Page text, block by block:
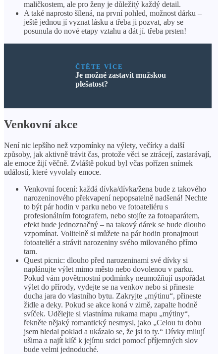
maličkostem, ale pro ženy je důležitý každý detail.
A také naprosto šílená, na první pohled, možnost dárku –
ještě jednou jí vyznat lásku a třeba ji pozvat, aby se
posunula do nové etapy vztahu a dát jí. třeba prsten!
ČTĚTE VÍCE
Je možné zastavit mužskou
plešatost?
Venkovní akce
Není nic lepšího než vzpomínky na výlety, večírky a další
způsoby, jak aktivně trávit čas, protože věci se ztrácejí, zastarávají,
ale emoce žijí věčně. Zvláště pokud byl včas pořízen snímek
událostí, které vyvolaly emoce.
Venkovní focení: každá dívka/dívka/žena bude z takového
narozeninového překvapení nepopsatelně nadšená! Nechte
to být pár hodin v parku nebo ve fotoateliéru s
profesionálním fotografem, nebo stojíte za fotoaparátem,
efekt bude jednoznačný – na takový dárek se bude dlouho
vzpomínat. Volitelně si můžete na pár hodin pronajmout
fotoateliér a strávit narozeniny svého milovaného přímo
tam.
Quest picnic: dlouho před narozeninami své dívky si
naplánujte výlet mimo město nebo dovolenou v parku.
Pokud vám povětrnostní podmínky neumožňují uspořádat
výlet do přírody, vydejte se na venkov nebo si přineste
ducha jara do vlastního bytu. Zakryjte „mýtinu“, přineste
židle a deky. Pokud se akce koná v zimě, zapalte hodně
svíček. Udělejte si vlastníma rukama mapu „mýtiny“,
řekněte nějaký romantický nesmysl, jako „Celou tu dobu
jsem hledal poklad a ukázalo se, že jsi to ty.“ Dívky milují
ušima a najít klíč k jejímu srdci pomocí příjemných slov
bude velmi jednoduché.